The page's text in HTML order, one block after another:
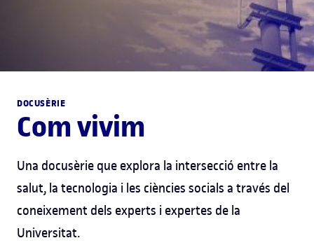
DOCUSÈRIE
Com vivim
Una docusèrie que explora la intersecció entre la
salut, la tecnologia i les ciències socials a través del
coneixement dels experts i expertes de la
Universitat.